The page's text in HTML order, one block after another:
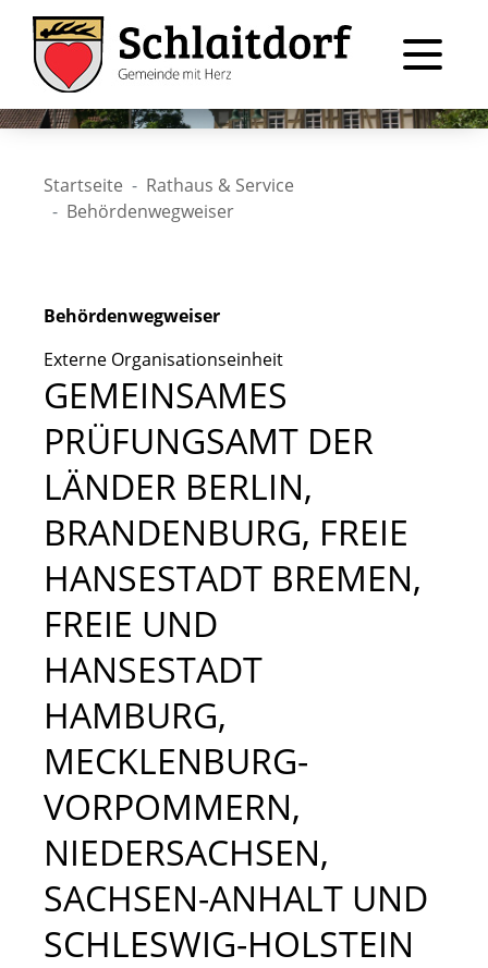
Startseite
Rathaus & Service
Behördenwegweiser
Behördenwegweiser
Externe Organisationseinheit
GEMEINSAMES
PRÜFUNGSAMT DER
LÄNDER BERLIN,
BRANDENBURG, FREIE
HANSESTADT BREMEN,
FREIE UND
HANSESTADT
HAMBURG,
MECKLENBURG-
VORPOMMERN,
NIEDERSACHSEN,
SACHSEN-ANHALT UND
SCHLESWIG-HOLSTEIN